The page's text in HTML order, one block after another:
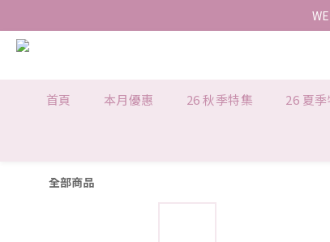
首頁 本月優惠 26 秋季特集 26 夏
全部商品